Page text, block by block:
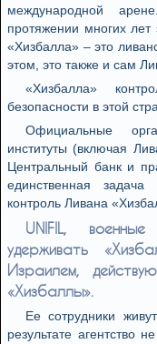
международной
протяжении многих
«Хизбалла» – это
этом, это также и сам
«Хизбалла»
безопасности в этой
Официальные
институты (включая
Центральный банк и
единственная
контроль Ливана
UNIFIL,
удерживать
Израилем,
«Хизбаллы».
Ее сотрудники
результате агентство